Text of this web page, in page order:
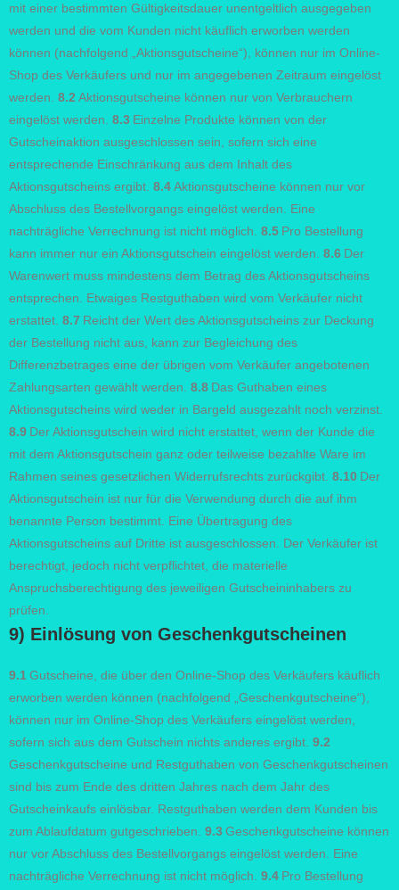
mit einer bestimmten Gültigkeitsdauer unentgeltlich ausgegeben
werden und die vom Kunden nicht käuflich erworben werden
können (nachfolgend „Aktionsgutscheine“), können nur im Online-
Shop des Verkäufers und nur im angegebenen Zeitraum eingelöst
werden. 8.2 Aktionsgutscheine können nur von Verbrauchern
eingelöst werden. 8.3 Einzelne Produkte können von der
Gutscheinaktion ausgeschlossen sein, sofern sich eine
entsprechende Einschränkung aus dem Inhalt des
Aktionsgutscheins ergibt. 8.4Aktionsgutscheine können nur vor
Abschluss des Bestellvorgangs eingelöst werden. Eine
nachträgliche Verrechnung ist nicht möglich. 8.5 Pro Bestellung
kann immer nur ein Aktionsgutschein eingelöst werden. 8.6 Der
Warenwert muss mindestens dem Betrag des Aktionsgutscheins
entsprechen. Etwaiges Restguthaben wird vom Verkäufer nicht
erstattet. 8.7 Reicht der Wert des Aktionsgutscheins zur Deckung
der Bestellung nicht aus, kann zur Begleichung des
Differenzbetrages eine der übrigen vom Verkäufer angebotenen
Zahlungsarten gewählt werden. 8.8 Das Guthaben eines
Aktionsgutscheins wird weder in Bargeld ausgezahlt noch verzinst.
8.9 Der Aktionsgutschein wird nicht erstattet, wenn der Kunde die
mit dem Aktionsgutschein ganz oder teilweise bezahlte Ware im
Rahmen seines gesetzlichen Widerrufsrechts zurückgibt. 8.10 Der
Aktionsgutschein ist nur für die Verwendung durch die auf ihm
benannte Person bestimmt. Eine Übertragung des
Aktionsgutscheins auf Dritte ist ausgeschlossen. Der Verkäufer ist
berechtigt, jedoch nicht verpflichtet, die materielle
Anspruchsberechtigung des jeweiligen Gutscheininhabers zu
prüfen.
9) Einlösung von Geschenkgutscheinen
9.1 Gutscheine, die über den Online-Shop des Verkäufers käuflich
erworben werden können (nachfolgend „Geschenkgutscheine“),
können nur im Online-Shop des Verkäufers eingelöst werden,
sofern sich aus dem Gutschein nichts anderes ergibt. 9.2
Geschenkgutscheine und Restguthaben von Geschenkgutscheinen
sind bis zum Ende des dritten Jahres nach dem Jahr des
Gutscheinkaufs einlösbar. Restguthaben werden dem Kunden bis
zum Ablaufdatum gutgeschrieben. 9.3 Geschenkgutscheine können
nur vor Abschluss des Bestellvorgangs eingelöst werden. Eine
nachträgliche Verrechnung ist nicht möglich. 9.4 Pro Bestellung